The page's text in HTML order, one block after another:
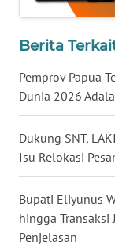
Berita
Pemprov Papua
Dunia 2026
Dukung SNT,
Isu Relokasi
Bupati Eliyunus
hingga Transaksi
Penjelasan
WN
WN
KALSEL